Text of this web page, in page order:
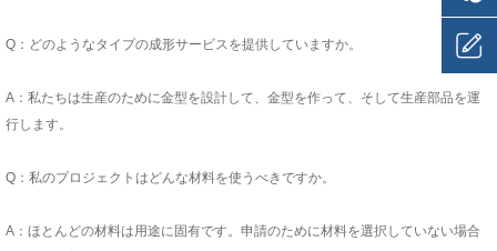
Q：どのようなタイプの成形サービスを提供していますか。
A：私たちは生産のために金型を設計して、金型を作って、そして生産部品を運
行します。
Q：私のプロジェクトはどんな材料を使うべきですか。
A：ほとんどの材料は用途に固有です。申請のために材料を選択していない場合